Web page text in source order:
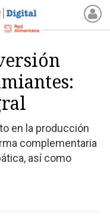
en la producción
complementaria
así como